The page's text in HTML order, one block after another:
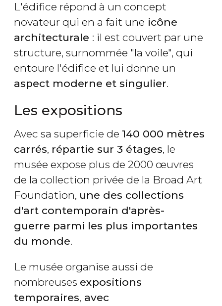
L'édifice répond à un concept
novateur qui en a fait une icône
architecturale : il est couvert par une
structure, surnommée "la voile", qui
entoure l'édifice et lui donne un
aspect moderne et singulier.
Les expositions
Avec sa superficie de 140 000 mètres
carrés, répartie sur 3 étages, le
musée expose plus de 2000 œuvres
de la collection privée de la Broad Art
Foundation, une des collections
d'art contemporain d'après-
guerre parmi les plus importantes
du monde.
Le musée organise aussi de
nombreuses expositions
temporaires, avec